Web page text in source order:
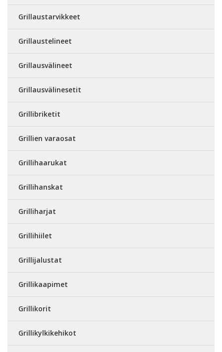
Grillaustarvikkeet
Grillaustelineet
Grillausvälineet
Grillausvälinesetit
Grillibriketit
Grillien varaosat
Grillihaarukat
Grillihanskat
Grilliharjat
Grillihiilet
Grillijalustat
Grillikaapimet
Grillikorit
Grillikylkikehikot